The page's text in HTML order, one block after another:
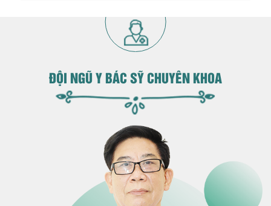
ĐỘI NGŨ Y BÁC SỸ CHUYÊN KHOA